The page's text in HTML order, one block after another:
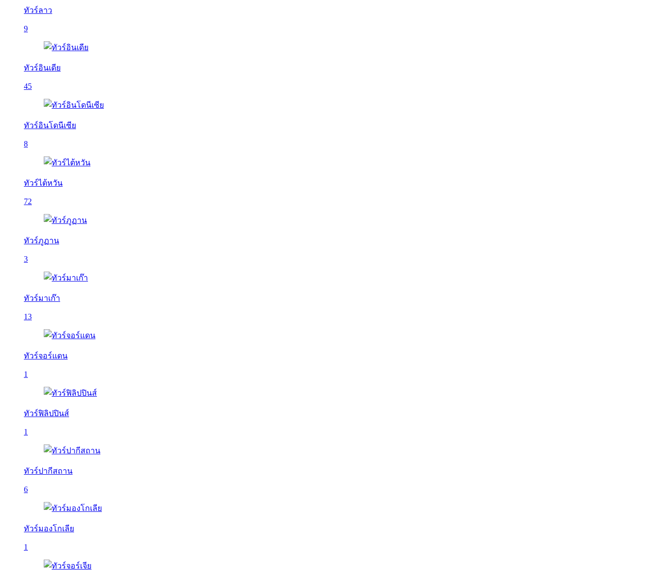
ทัวร์ลาว
9
ทัวร์อินเดีย
45
ทัวร์อินโดนีเซีย
8
ทัวร์ไต้หวัน
72
ทัวร์ภูฏาน
3
ทัวร์มาเก๊า
13
ทัวร์จอร์แดน
1
ทัวร์ฟิลิปปินส์
1
ทัวร์ปากีสถาน
6
ทัวร์มองโกเลีย
1